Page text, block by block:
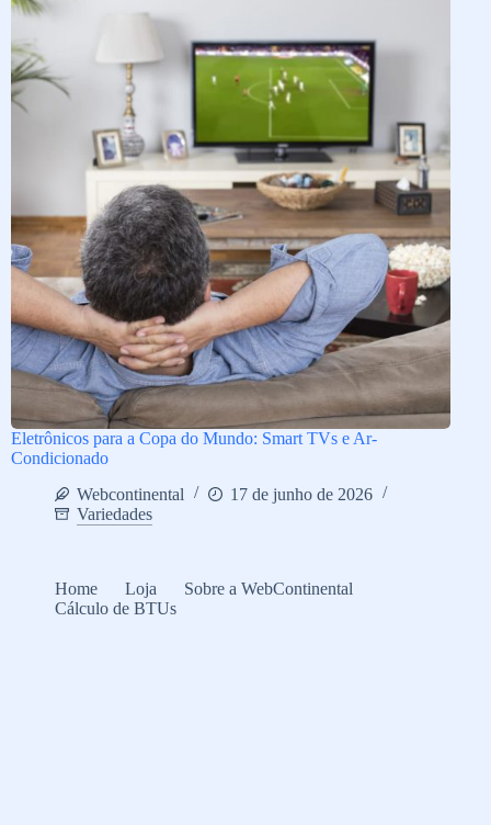
Eletrônicos para a Copa do Mundo: Smart TVs e Ar-
Condicionado
Webcontinental
17 de junho de 2026
Variedades
Home Loja
Sobre a WebContinental
Cálculo de BTUs